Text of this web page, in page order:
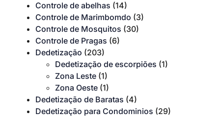
Controle de abelhas (14)
Controle de Marimbomdo (3)
Controle de Mosquitos (30)
Controle de Pragas (6)
Dedetização (203)
Dedetização de escorpiões (1)
Zona Leste (1)
Zona Oeste (1)
Dedetização de Baratas (4)
Dedetização para Condominios (29)